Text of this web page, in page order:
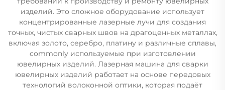
изделий. Это сложное оборудование использует
концентрированные лазерные лучи для создания
точных, чистых сварных швов на драгоценных металлах,
включая золото, серебро, платину и различные сплавы,
commonly используемые при изготовлении
ювелирных изделий. Лазерная машина для сварки
ювелирных изделий работает на основе передовых
технологий волоконной оптики, которая подаёт